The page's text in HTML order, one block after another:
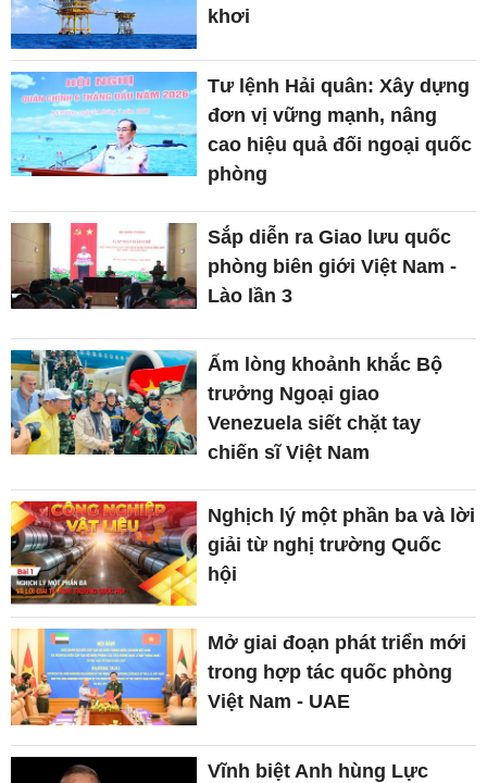
khơi
Tư lệnh Hải quân: Xây dựng
đơn vị vững mạnh, nâng
cao hiệu quả đối ngoại quốc
phòng
Sắp diễn ra Giao lưu quốc
phòng biên giới Việt Nam -
Lào lần 3
Ấm lòng khoảnh khắc Bộ
trưởng Ngoại giao
Venezuela siết chặt tay
chiến sĩ Việt Nam
Nghịch lý một phần ba và lời
giải từ nghị trường Quốc
hội
Mở giai đoạn phát triển mới
trong hợp tác quốc phòng
Việt Nam - UAE
Vĩnh biệt Anh hùng Lực